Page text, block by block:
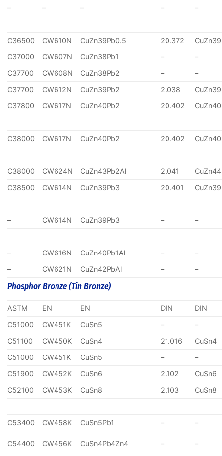
–
– – – –
C36500 CW610N CuZn39Pb0.5 20.372
C37000
CW607N CuZn38Pb1 –
–
C37700
CW608N CuZn38Pb2 –
–
C37700
CW612N CuZn39Pb2 2.038
C37800
CW617N CuZn40Pb2 20.402
C38000 CW617N CuZn40Pb2 20.402
C38000 CW624N CuZn43Pb2Al 2.041
C38500
CW614N CuZn39Pb3 20.401
– CW614N CuZn39Pb3 – –
– CW616N CuZn40Pb1Al –
–
–
CW621N CuZn42PbAl – –
Phosphor Bronze (Tin Bronze)
ASTM EN EN DIN
DIN
C51000
CW451K CuSn5 –
–
C51100
CW450K CuSn4 21.016
CuSn4
C51000
CW451K CuSn5 –
–
C51900
CW452K CuSn6 2.102
CuSn6
C52100
CW453K CuSn8 2.103 CuSn8
C53400 CW458K CuSn5Pb1 – –
C54400 CW456K CuSn4Pb4Zn4 – –